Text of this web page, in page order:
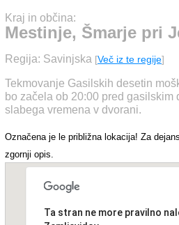
Kraj in občina:
Mestinje, Šmarje pri
Regija: Savinjska [Več iz te regije]
Tekmovanje Gasilskih desetin
bo začela ob 20:00 pred gasilskim
slabega vremena v dvorani.
Označena je le približna lokacija! Za
zgornji opis.
Ta stran ne more pravilno